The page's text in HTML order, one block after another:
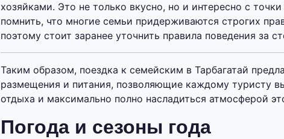
хозяйками. Это не только вкусно, но и интересно с
помнить, что многие семьи придерживаются строгих
поэтому стоит заранее уточнить правила поведения за
Таким образом, поездка к семейским в Тарбагатай
размещения и питания, позволяющие каждому туристу
отдыха и максимально полно насладиться атмосферой
Погода и сезоны года